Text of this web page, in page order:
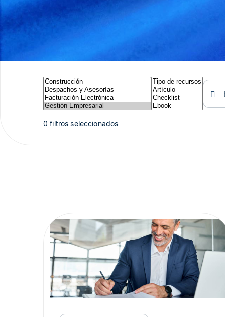
0 filtros seleccionados